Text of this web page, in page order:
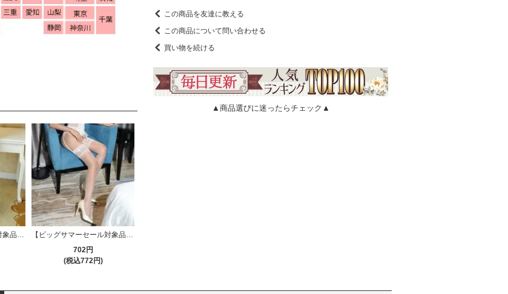
702円
(税込772円)
この商品を友達に教える
この商品について問い合わせる
買い物を続ける
▲商品選びに迷ったらチェック▲